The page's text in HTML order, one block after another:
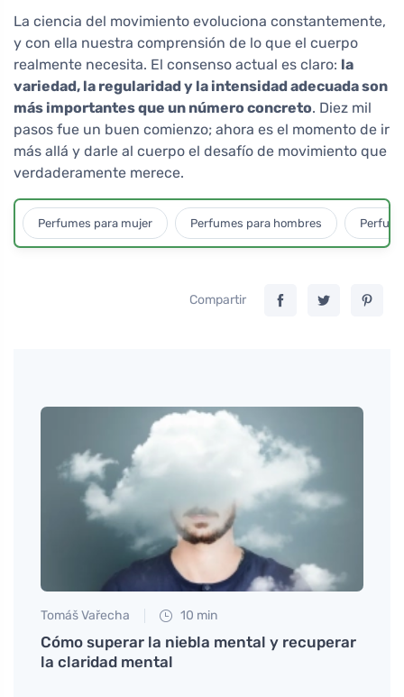
La ciencia del movimiento evoluciona constantemente,
y con ella nuestra comprensión de lo que el cuerpo
realmente necesita. El consenso actual es claro: la
variedad, la regularidad y la intensidad adecuada son
más importantes que un número concreto. Diez mil
pasos fue un buen comienzo; ahora es el momento de ir
más allá y darle al cuerpo el desafío de movimiento que
verdaderamente merece.
Perfumes para mujer Perfumes para hombres
Compartir
Tomáš Vařecha 10 min
Cómo superar la niebla mental y recuperar
la claridad mental